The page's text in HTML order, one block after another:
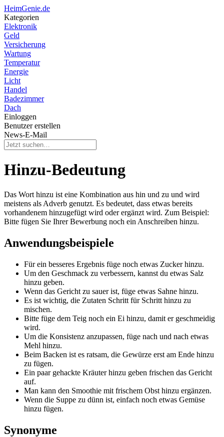
HeimGenie.de
Kategorien
Elektronik
Geld
Versicherung
Wartung
Temperatur
Energie
Licht
Handel
Badezimmer
Dach
Einloggen
Benutzer erstellen
News-E-Mail
Hinzu-Bedeutung
Das Wort hinzu ist eine Kombination aus hin und zu und wird
meistens als Adverb genutzt. Es bedeutet, dass etwas bereits
vorhandenem hinzugefügt wird oder ergänzt wird. Zum Beispiel:
Bitte fügen Sie Ihrer Bewerbung noch ein Anschreiben hinzu.
Anwendungsbeispiele
Für ein besseres Ergebnis füge noch etwas Zucker hinzu.
Um den Geschmack zu verbessern, kannst du etwas Salz
hinzu geben.
Wenn das Gericht zu sauer ist, füge etwas Sahne hinzu.
Es ist wichtig, die Zutaten Schritt für Schritt hinzu zu
mischen.
Bitte füge dem Teig noch ein Ei hinzu, damit er geschmeidig
wird.
Um die Konsistenz anzupassen, füge nach und nach etwas
Mehl hinzu.
Beim Backen ist es ratsam, die Gewürze erst am Ende hinzu
zu fügen.
Ein paar gehackte Kräuter hinzu geben frischen das Gericht
auf.
Man kann den Smoothie mit frischem Obst hinzu ergänzen.
Wenn die Suppe zu dünn ist, einfach noch etwas Gemüse
hinzu fügen.
Synonyme